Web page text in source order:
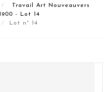
Travail Art Nouveauvers
1900 - Lot 14
Lot n° 14